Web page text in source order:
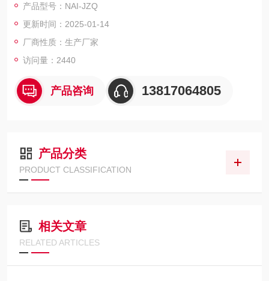
产品型号：NAI-JZQ
更新时间：2025-01-14
厂商性质：生产厂家
访问量：2440
产品咨询 13817064805
产品分类
PRODUCT CLASSIFICATION
相关文章
RELATED ARTICLES